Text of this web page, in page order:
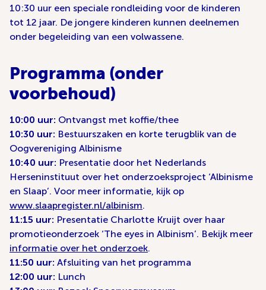
10:30 uur een speciale rondleiding voor de kinderen
tot 12 jaar. De jongere kinderen kunnen deelnemen
onder begeleiding van een volwassene.
Programma (onder
voorbehoud)
10:00 uur: Ontvangst met koffie/thee
10:30 uur: Bestuurszaken en korte terugblik van de
Oogvereniging Albinisme
10:40 uur: Presentatie door het Nederlands
Herseninstituut over het onderzoeksproject ‘Albinisme
en Slaap’. Voor meer informatie, kijk op
www.slaapregister.nl/albinism.
11:15 uur: Presentatie Charlotte Kruijt over haar
promotieonderzoek ‘The eyes in Albinism’. Bekijk meer
informatie over het onderzoek.
11:50 uur: Afsluiting van het programma
12:00 uur: Lunch